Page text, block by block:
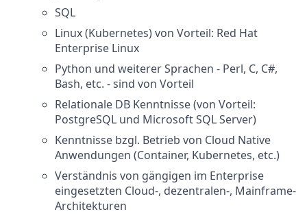
SQL
Linux (Kubernetes) von Vorteil: Red Hat
Enterprise Linux
Python und weiterer Sprachen - Perl, C, C#,
Bash, etc. - sind von Vorteil
Relationale DB Kenntnisse (von Vorteil:
PostgreSQL und Microsoft SQL Server)
Kenntnisse bzgl. Betrieb von Cloud Native
Anwendungen (Container, Kubernetes, etc.)
Verständnis von gängigen im Enterprise
eingesetzten Cloud-, dezentralen-, Mainframe-
Architekturen